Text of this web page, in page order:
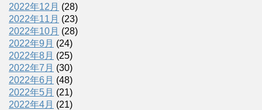
2022年12月 (28)
2022年11月 (23)
2022年10月 (28)
2022年9月 (24)
2022年8月 (25)
2022年7月 (30)
2022年6月 (48)
2022年5月 (21)
2022年4月 (21)